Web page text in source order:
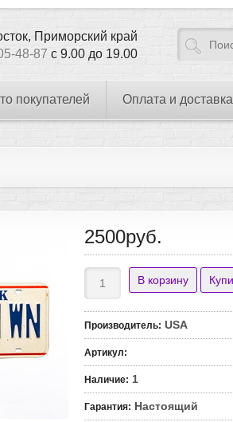
Приморский край
48-87 с 9.00 до 19.00
покупателей Оплата и доставка
2500руб.
Производитель: USA
Артикул:
Наличие: 1
Гарантия: Настоящий